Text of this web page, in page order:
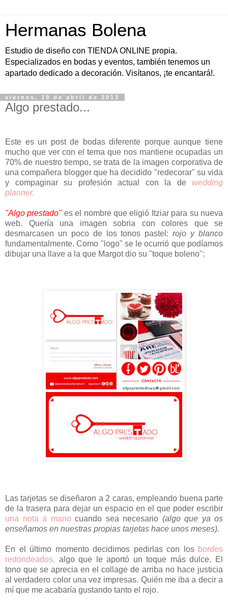
Hermanas Bolena
Estudio de diseño con TIENDA ONLINE propia.
Especializados en bodas y eventos, también tenemos un
apartado dedicado a decoración. Visítanos, ¡te encantará!.
viernes, 19 de abril de 2013
Algo prestado...
Este es un post de bodas diferente porque aunque tiene
mucho que ver con el tema que nos mantiene ocupadas un
70% de nuestro tiempo, se trata de la imagen corporativa de
una compañera blogger que ha decidido "redecorar" su vida
y compaginar su profesión actual con la de wedding
planner.
"Algo prestado"es el nombre que eligió Itziar para su nueva
web. Quería una imagen sobria con colores que se
desmarcasen un poco de los tonos pastel:rojo y blanco
fundamentalmente. Como "logo" se le ocurrió que podíamos
dibujar una llave a la que Margot dio su "toque boleno":
Las tarjetas se diseñaron a 2 caras, empleando buena parte
de la trasera para dejar un espacio en el que poder escribir
una nota a mano cuando sea necesario (algo que ya os
enseñamos en nuestras propias tarjetas hace unos meses).
En el último momento decidimos pedirlas con los bordes
redondeados, algo que le aportó un toque más dulce. El
tono que se aprecia en el collage de arriba no hace justicia
al verdadero color una vez impresas. Quién me iba a decir a
mí que me acabaría gustando tanto el rojo.